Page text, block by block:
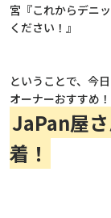
宮『これからデニ
ください！』
ということで、今
オーナーおすすめ！
JaPan屋
着！